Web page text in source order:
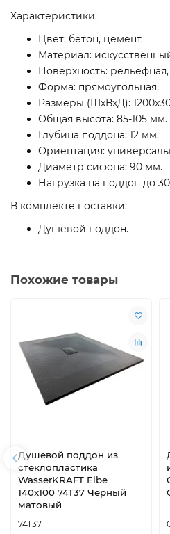
Характеристики:
Цвет: бетон, цемент.
Материал:
Поверхность:
Форма: прямоугольная.
Размеры (ШхВхД):
Общая высота: 85-105 мм.
Глубина поддона: 12 мм.
Ориентация:
Диаметр сифона: 90 мм.
Нагрузка на поддон до
В комплекте поставки:
Душевой поддон.
Похожие товары
Душевой поддон из
стеклопластика
WasserKRAFT Elbe
140x100 74T37 Черный
матовый
74T37